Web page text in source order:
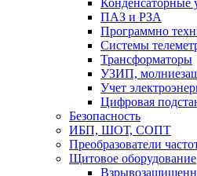
ПАЗ и РЗА
Программно
Системы
Трансформаторы
УЗИП,
Учет
Цифровая
Безопасность
ИБП, ШОТ, СОПТ
Преобразователи
Щитовое оборудование